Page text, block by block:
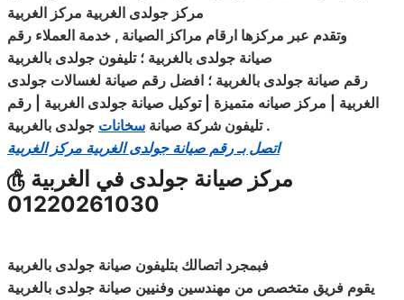
مركز جولدى الغربية مركز الغربية
وتقدم عبر مركزها ارقام مراكز الصيانة , خدمة العملاء رقم
صيانة جولدى بالغربية ؛ تليفون جولدى بالغربية
رقم صيانة جولدى بالغربية ؛ افضل رقم صيانة لغسالات جولدى
الغربية | مركز صيانه متميزة | توكيل صيانة جولدى الغربية | رقم
تليفون شركة صيانة سخانات جولدى بالغربية .
اتصل بـ رقم صيانة جولدى الغربية مركز الغربية
مركز صيانة جولدى في الغربية ௹
01220261030
فبمجرد اتصالك بتليفون صيانة جولدى بالغربية
يقوم فريق متخصص من مهندسين وفنيين صيانة جولدى بالغربية